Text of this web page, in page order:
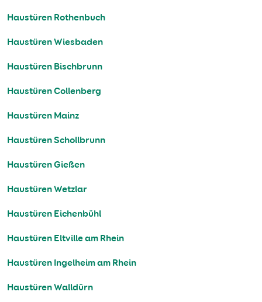
Haustüren Rothenbuch
Haustüren Wiesbaden
Haustüren Bischbrunn
Haustüren Collenberg
Haustüren Mainz
Haustüren Schollbrunn
Haustüren Gießen
Haustüren Wetzlar
Haustüren Eichenbühl
Haustüren Eltville am Rhein
Haustüren Ingelheim am Rhein
Haustüren Walldürn